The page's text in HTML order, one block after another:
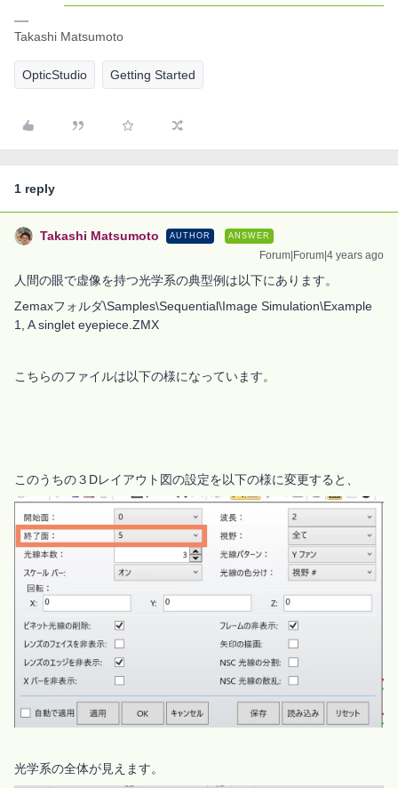
Takashi Matsumoto
OpticStudio Getting Started
1 reply
Takashi Matsumoto AUTHOR ANSWER
Forum|Forum|4 years ago
人間の眼で虚像を持つ光学系の典型例は以下にあります。
Zemaxフォルダ\Samples\Sequential\Image Simulation\Example
1, A singlet eyepiece.ZMX
こちらのファイルは以下の様になっています。
このうちの３Dレイアウト図の設定を以下の様に変更すると、
光学系の全体が見えます。